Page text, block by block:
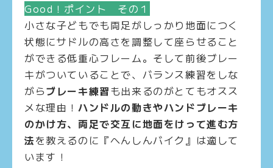
Good！ポイント その１
小さな子どもでも両足がしっかり地面につく
状態にサドルの高さを調整して座らせること
ができる低重心フレーム。そして前後ブレー
キがついていることで、バランス練習をしな
がらブレーキ練習も出来るのがとてもオスス
メな理由！ ハンドルの動きやハンドブレーキ
のかけ方、両足で交互に地面をけって進む方
法を教えるのに『へんしんバイク』は適して
います！